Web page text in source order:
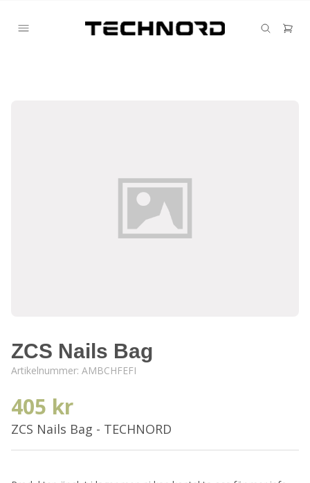
ZCS Nails Bag
Artikelnummer: AMBCHFEFI
405 kr
ZCS Nails Bag - TECHNORD